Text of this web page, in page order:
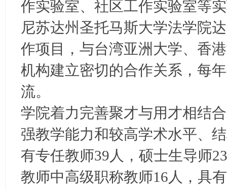
作实验室、社区工作实验室等
尼苏达州圣托马斯大学法学院
作项目，与台湾亚洲大学、香
机构建立密切的合作关系，每
流。
学院着力完善聚才与用才相结
强教学能力和较高学术水平、
有专任教师39人，硕士生导师
教师中高级职称教师16人，具